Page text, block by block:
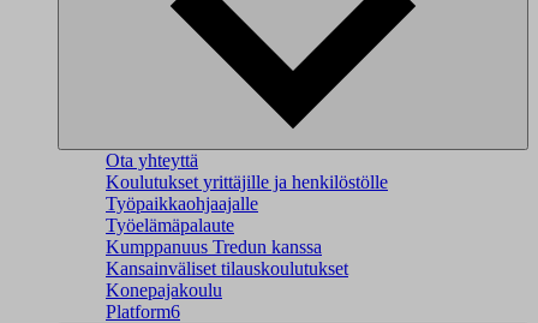
Ota yhteyttä
Koulutukset yrittäjille ja henkilöstölle
Työpaikkaohjaajalle
Työelämäpalaute
Kumppanuus Tredun kanssa
Kansainväliset tilauskoulutukset
Konepajakoulu
Platform6